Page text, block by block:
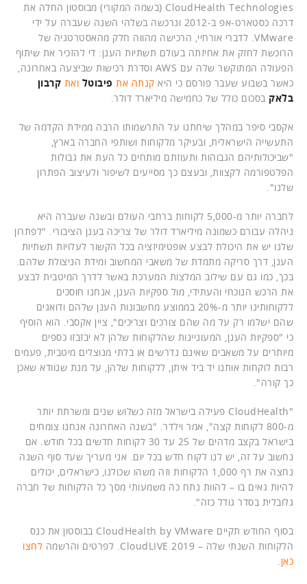
CloudHealth Technologies (בשמה המקורי) מבוסטון החלה את
דרכה כסטארט-אפ ב-2012 ונרכשה בשלהי השנה שעברה על ידי
VMware. לדברי אורחיי, הרכישה מהווה חלק מהאסטרטגיה של
הרוכשת לחזק את אחיזתה בעולם תשתיות הענן: די להזכיר את שיתוף
הפעולה המתוקשר שלה עם AWS וסדרת רכישות שביצעה באחרונה,
כאשר בשבוע שעבר פורסם כי היא קנתה את פיבוטל ואת קרבון
בלאק בסכום כולל של כחמישה מיליארד דולר.
אקסבי סיפר במהלך שיחתנו על התרשמותו הרבה ממידת הקדמה של
התעשייה הישראלית, ובעיקר מלקוחות ושותפי החברה בארץ,
"שביכולותיהם הגבוהות ותעוזתם מותחים כל העת את גבולות
הפלטפורמה לקצוות, ובעצם כך מסייעים לשיפור ולעיצוב הפתרון
שלנו".
לחברה יותר מ-5,000 לקוחות ברחבי העולם ובשנה שעברה היא
ניהלה עבורם כשמונה מיליארד דולר של צריכה בענן הציבורי. "לפתרון
שלנו יש את היכולת לבצע אופטימיזציה בכל הקשור לעלויות תשתיות
הענן, דרך סריקה מתמדת של משאבי המחשוב ומידת הניצולת שלהם.
בכך, כמו גם עם שילוב המלצות המערכת באשר לדרך המיטבית לבצע
את הרכש הנוכחי והעתידי, מול ספקיות הענן, אנחנו חוסכים
ללקוחותינו יותר מ-20% בממוצע מחשבונות הענן שלהם ודואגים
שהם ישלמו רק על מה שהם צורכים וצריכים", ציין אקסבי. הוא הוסיף
כי "ספקיות הענן, המעוניינות שהלקוחות שלהן לא יבזבזו כספים
מיותרים על משאבים שאינם נדרשים או בלתי מנוצלים מיטבית, פעמים
רבות לוקחות אותנו יד ביד איתן, ללקוחות שלהן, על מנת שנוודא שאכן
כך קורה".
"CloudHealth פעילה בישראל מזה כשלוש שנים ומשרתת יותר
מ-800 לקוחות קצה", אמר וילדר. "בשנה האחרונה אנחנו צומחים
בישראל בקצב מדהים של 25 עד 30 לקוחות חדשים בכל חודש. אם
נחשוב על זה, יש לנו לקוח חדש בכל יום. אני מעריך שעד סוף השנה
נחצה את רף 1,000 הלקוחות וזה משהו שכולנו, כישראלים, יכולים
להיות גאים בו – להוות נתח כה משמעותי מסך כל הלקוחות של חברה
גלובלית בסדר גודל כזה".
בסוף החודש תקיים CloudHealth by VMware בבוסטון את כנס
הלקוחות השנתי שלה – CloudLIVE 2019. לפרטים והרשמה
לחצו
כאן.